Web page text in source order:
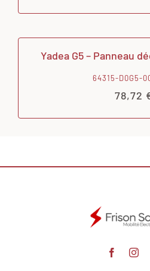
Yadea G5 – Panneau
64315-D0G5-
78,72